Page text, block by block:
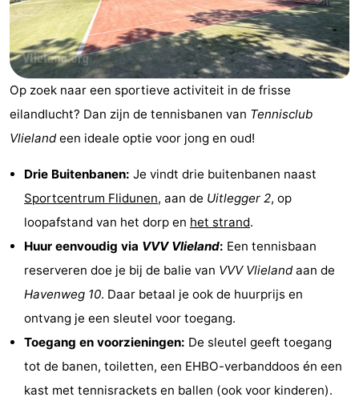
-
Vlieduyn
Campings
Hotels
Zien
doen
Bezienswaardigheden
Monumenten
-
Op zoek naar een sportieve activiteit in de frisse
eilandlucht? Dan zijn de tennisbanen van Tennisclub
Vlielandeen ideale optie voor jong en oud!
Drie Buitenbanen: Je vindt drie buitenbanen naast
Sportcentrum Flidunen, aan de Uitlegger 2, op
loopafstand van het dorp en het strand.
Huur eenvoudig via VVV Vlieland: Een tennisbaan
reserveren doe je bij de balie van VVV Vlielandaan de
Havenweg 10. Daar betaal je ook de huurprijs en
ontvang je een sleutel voor toegang.
Toegang en voorzieningen: De sleutel geeft toegang
tot de banen, toiletten, een EHBO-verbanddoos én een
kast met tennisrackets en ballen (ook voor kinderen).